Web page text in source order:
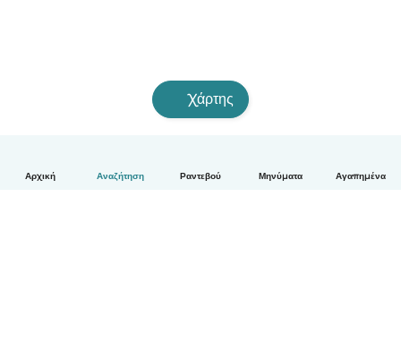
Αρχική Αναζήτηση Ραντεβού Μηνύματα Αγαπημένα
Χάρτης